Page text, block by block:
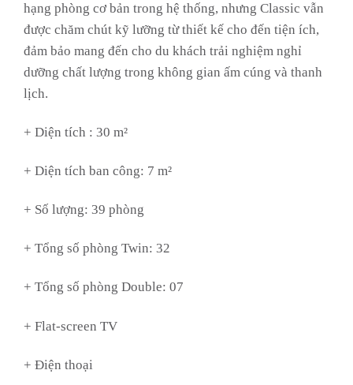
hạng phòng cơ bản trong hệ thống, nhưng Classic vẫn
được chăm chút kỹ lưỡng từ thiết kế cho đến tiện ích,
đảm bảo mang đến cho du khách trải nghiệm nghỉ
dưỡng chất lượng trong không gian ấm cúng và thanh
lịch.
+ Diện tích : 30 m²
+ Diện tích ban công: 7 m²
+ Số lượng: 39 phòng
+ Tổng số phòng Twin: 32
+ Tổng số phòng Double: 07
+ Flat-screen TV
+ Điện thoại